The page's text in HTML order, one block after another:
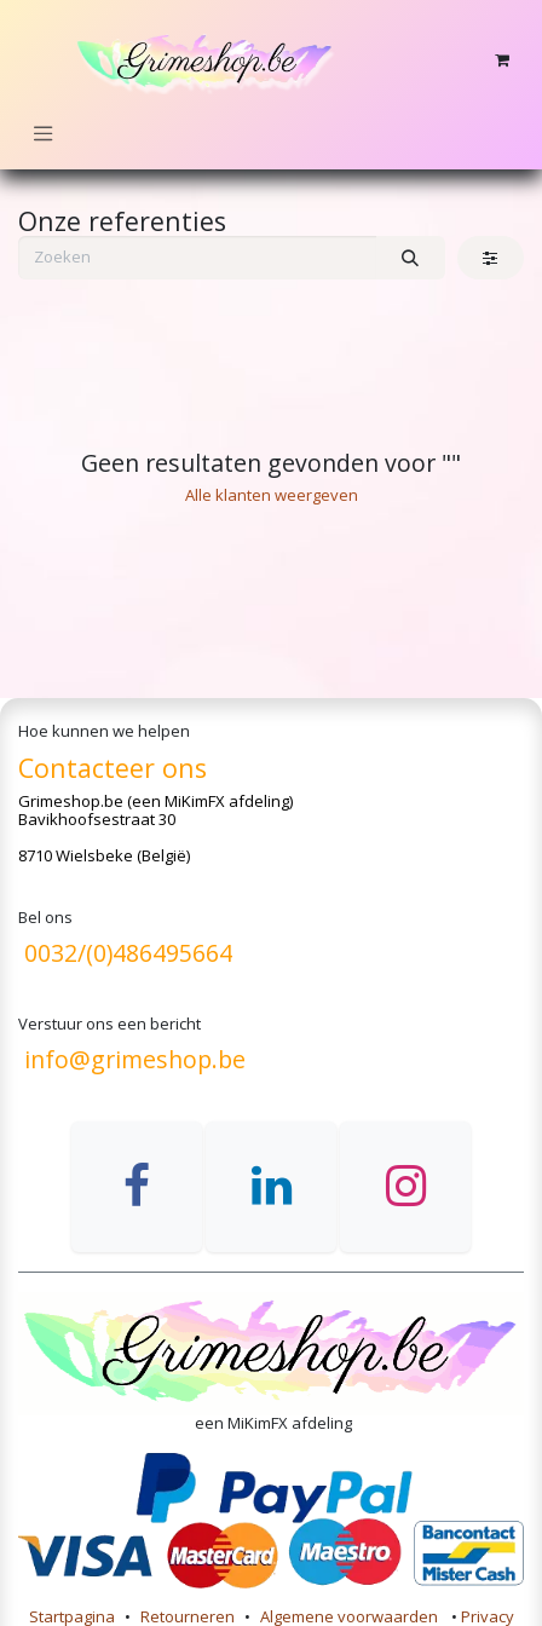
Onze referenties
Geen resultaten gevonden voor ""
Alle klanten weergeven
Hoe kunnen we helpen
Contacteer ons
Grimeshop.be (een MiKimFX afdeling)
Bavikhoofsestraat 30
8710 Wielsbeke (België)
Bel ons
0032/(0)486495664
Verstuur ons een bericht
info@grimeshop.be
een MiKimFX afdeling
Startpagina • Retourneren • Algemene voorwaarden • Privacy